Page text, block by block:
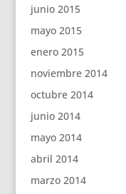
junio 2015
mayo 2015
enero 2015
noviembre 2014
octubre 2014
junio 2014
mayo 2014
abril 2014
marzo 2014